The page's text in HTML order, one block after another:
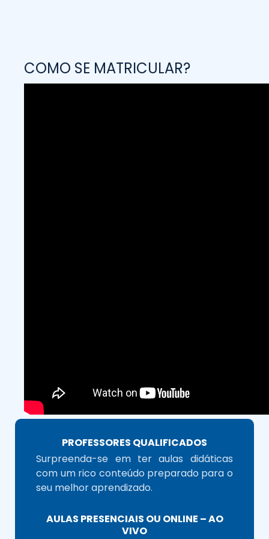
COMO SE MATRICULAR?
PROFESSORES QUALIFICADOS
Surpreenda-se em ter aulas didáticas
com um rico conteúdo preparado para o
seu melhor aprendizado.
AULAS PRESENCIAIS OU ONLINE – AO
VIVO